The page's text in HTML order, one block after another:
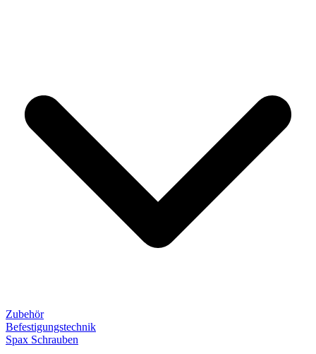
Zubehör
Befestigungstechnik
Spax Schrauben